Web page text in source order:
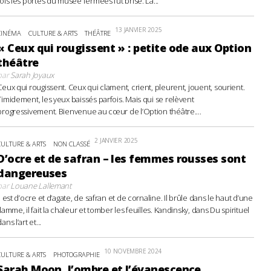
CULTURE & ARTS THÉÂTRE 13 JANVIER 2025
Ceux qui rougissent » : petite ode aux Option
Sarah Joyaux
qui rougissent. Ceux qui clament, crient, pleurent, jouent, sourient.
les yeux baissés parfois. Mais qui se relèvent
Bienvenue au cœur de l’Option théâtre....
& ARTS NON CLASSÉ 2 JANVIER 2025
et de safran – les femmes rousses sont
Louane Lallemant
est d’ocre et d’agate, de safran et de cornaline. Il brûle dans le haut d’une
il fait la chaleur et tomber les feuilles. Kandinsky, dans Du spirituel
l’art et...
& ARTS PHOTOGRAPHIE 10 NOVEMBRE 2024